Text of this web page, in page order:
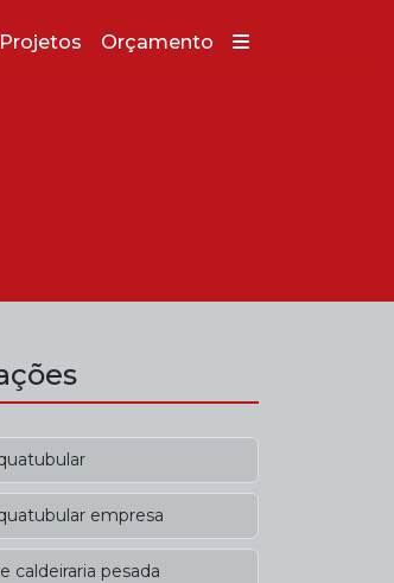
Projetos Orçamento
empresa
caldeiraria pesada